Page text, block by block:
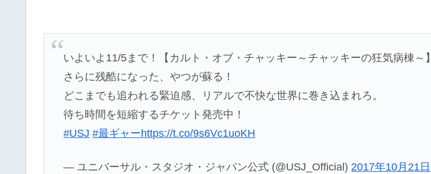
いよいよ11/5まで！【カルト・オブ・チャッキー～チャッキーの狂気病棟～】
さらに残酷になった、やつが蘇る！
どこまでも追われる緊迫感、リアルで不快な世界に巻き込まれろ。
待ち時間を短縮するチケット発売中！
#USJ #最ギャーhttps://t.co/9s6Vc1uoKH
— ユニバーサル・スタジオ・ジャパン公式 (@USJ_Official) 2017年10月21日